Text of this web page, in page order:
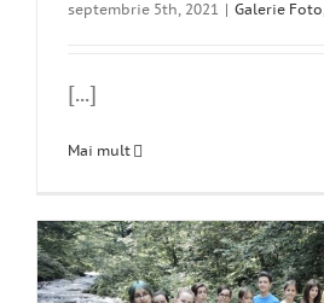
septembrie 5th, 2021 | Galerie Foto
[...]
Mai mult